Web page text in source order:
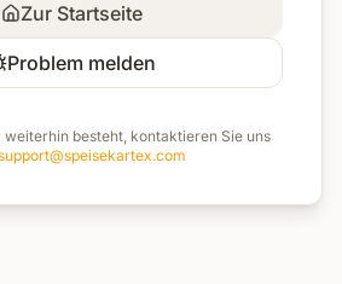
Zur Startseite
Problem melden
weiterhin besteht, kontaktieren Sie uns